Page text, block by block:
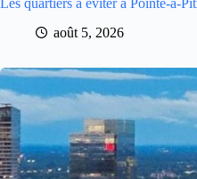
août 5, 2026